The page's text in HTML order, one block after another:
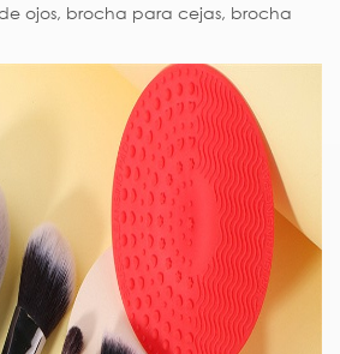
ojos, brocha para cejas, brocha